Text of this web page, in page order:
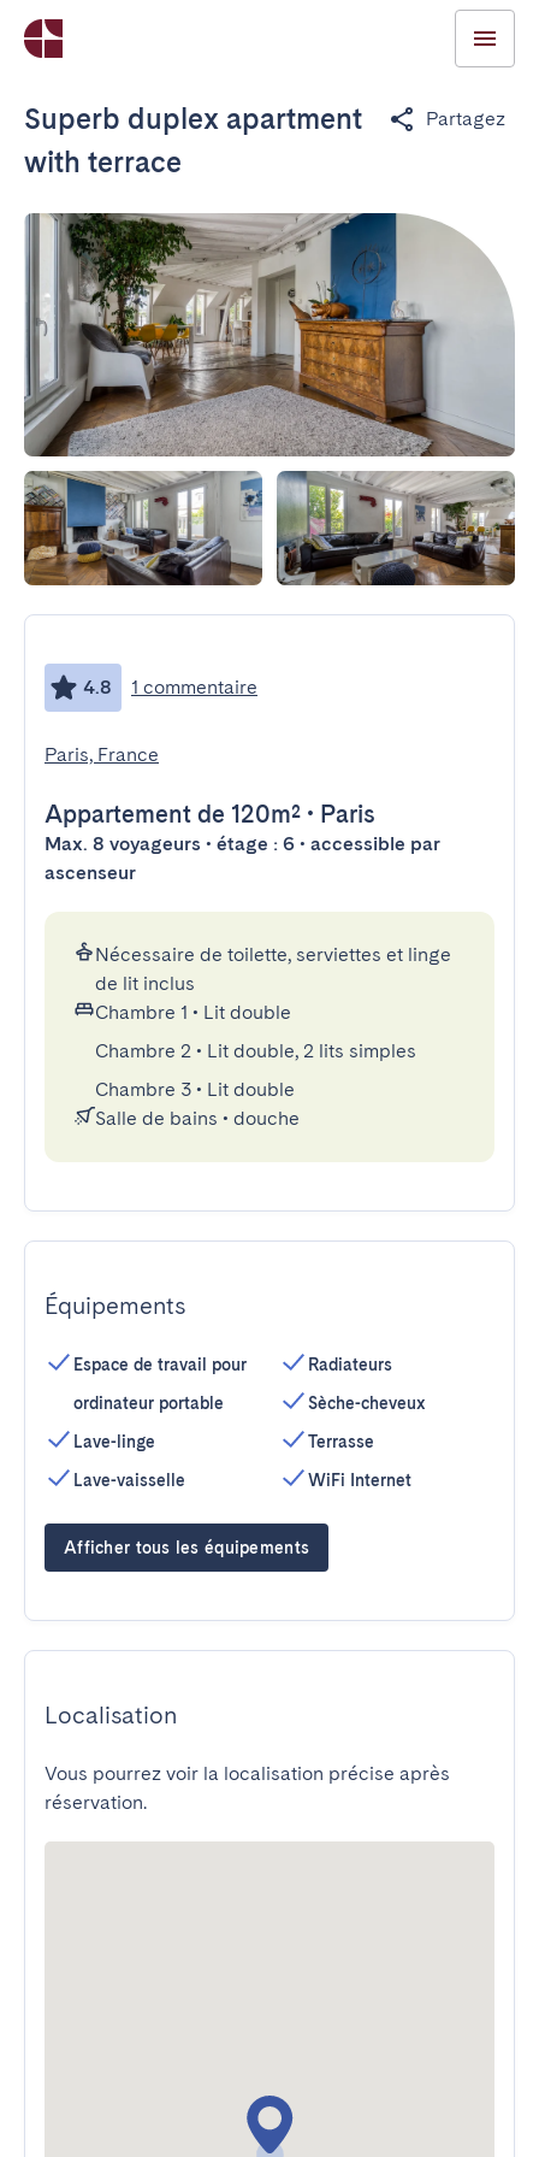
Superb duplex apartment
with terrace
Partagez
4.8 1 commentaire
Paris, France
Appartement de 120m² • Paris
Max. 8 voyageurs • étage : 6 • accessible par
ascenseur
Nécessaire de toilette, serviettes et linge
de lit inclus
Chambre 1 • Lit double
Chambre 2 • Lit double, 2 lits simples
Chambre 3 • Lit double
Salle de bains • douche
Équipements
Espace de travail pour
ordinateur portable
Lave-linge
Lave-vaisselle
Radiateurs
Sèche-cheveux
Terrasse
WiFi Internet
Afficher tous les équipements
Localisation
Vous pourrez voir la localisation précise après
réservation.